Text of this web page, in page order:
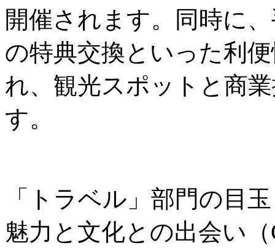
開催されます。同時に
の特典交換といった利
れ、観光スポットと商
す。
「トラベル」部門の目
魅力と文化との出会い（